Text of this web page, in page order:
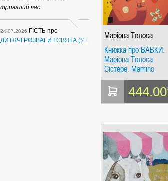
тривалий час
24.07.2026 ГІСТЬ про
ДИТЯЧІ РОЗВАГИ І СВЯТА (У СХЕМАХ, ТАБЛИЦЯХ,
Маріона Толоса
Сістере
Книжка про ВАВКИ.
Маріона Толоса
Сістере. Mamino
444.00